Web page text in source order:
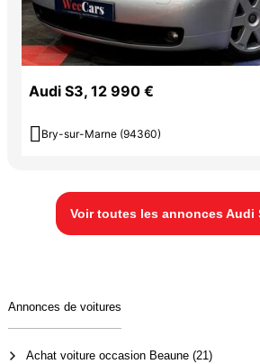
Audi S3, 12 990 €
 Bry-sur-Marne (94360)
Voir toutes les annonces Audi
Annonces de voitures
Achat voiture occasion Beaune (21)